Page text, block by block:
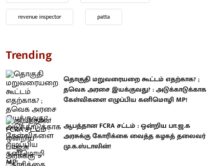
revenue inspector patta
Trending
தொகுதி மறுவரையறை கூட்டம் எதற்காக? ;
தவெக அரசை இயக்குவது? : அடுக்காடுக்காக
கேள்விகளை எழுப்பிய கனிமொழி MP!
ஆபத்தான FCRA சட்டம் : ஒன்றிய பா.ஜ.க
அரசுக்கு கோரிக்கை வைத்த கழகத் தலைவர்
மு.க.ஸ்டாலின்!